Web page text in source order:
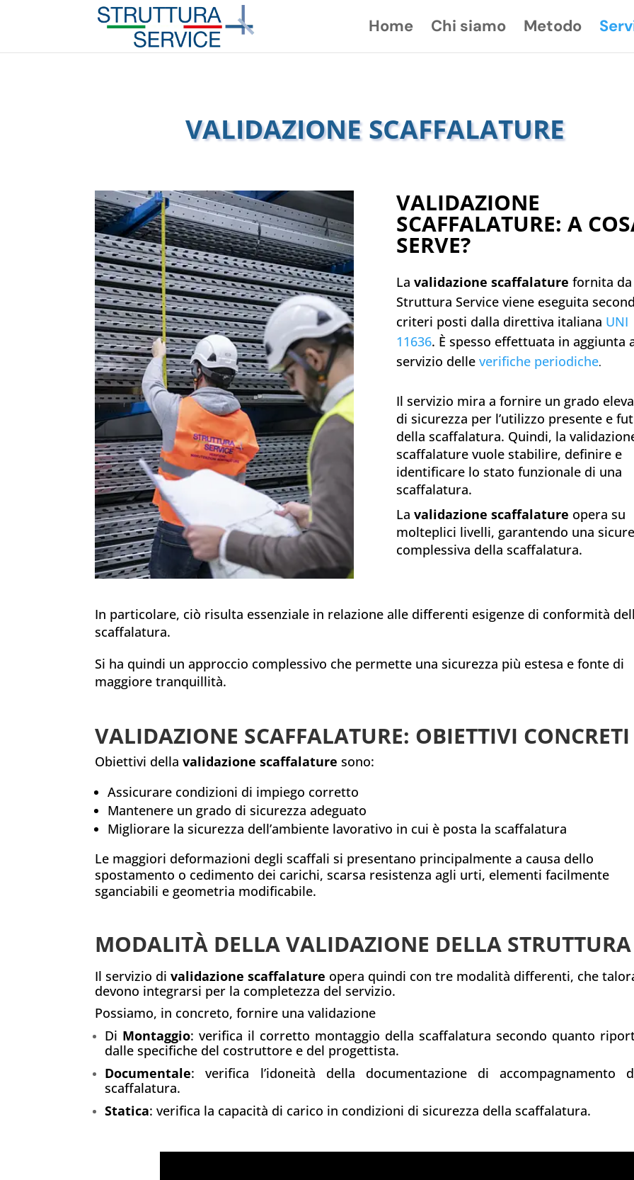
Home Chi siamo Metodo
VALIDAZIONE SCAFFALATURE
VALIDAZIONE
SCAFFALATURE: A
SERVE?
La validazione scaffalature fornita da
Struttura Service viene eseguita
criteri posti dalla direttiva italiana UNI
11636. È spesso effettuata in aggiunta
servizio delle verifiche periodiche.
Il servizio mira a fornire un grado
di sicurezza per l’utilizzo presente e
della scaffalatura. Quindi, la
scaffalature vuole stabilire, definire e
identificare lo stato funzionale di una
scaffalatura.
La validazione scaffalature opera su
molteplici livelli, garantendo una
complessiva della scaffalatura.
In particolare, ciò risulta essenziale in relazione alle differenti esigenze di conformità
scaffalatura.
Si ha quindi un approccio complessivo che permette una sicurezza più estesa e fonte di
maggiore tranquillità.
VALIDAZIONE SCAFFALATURE: OBIETTIVI CONCRETI
Obiettivi dellavalidazione scaffalature sono:
Assicurare condizioni di impiego corretto
Mantenere un grado di sicurezza adeguato
Migliorare la sicurezza dell’ambiente lavorativo in cui è posta la scaffalatura
Le maggiori deformazioni degli scaffali si presentano principalmente a causa dello
spostamento o cedimento dei carichi, scarsa resistenza agli urti, elementi facilmente
sganciabili e geometria modificabile.
MODALITÀ DELLA VALIDAZIONE DELLA STRUTTURA
Il servizio divalidazione scaffalature opera quindi con tre modalità differenti, che
devono integrarsi per la completezza del servizio.
Possiamo, in concreto, fornire una validazione
Di Montaggio: verifica il corretto montaggio della scaffalatura secondo quanto
dalle specifiche del costruttore e del progettista.
Documentale: verifica l’idoneità della documentazione di accompagnamento
scaffalatura.
Statica: verifica la capacità di carico in condizioni di sicurezza della scaffalatura.